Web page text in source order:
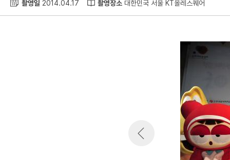
촬영일 2014.04.17 촬영장소 대한민국 서울 KT올레스퀘어